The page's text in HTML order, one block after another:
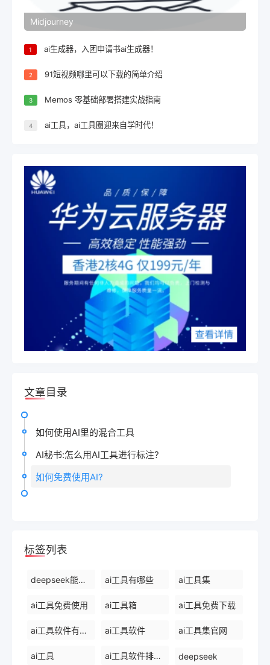
Midjourney
1 ai生成器，入团申请书ai生成器！
2 91短视频哪里可以下载的简单介绍
3 Memos 零基础部署搭建实战指南
4 ai工具，ai工具圈迎来自学时代！
文章目录
如何使用AI里的混合工具
AI秘书:怎么用AI工具进行标注?
如何免费使用AI?
标签列表
deepseek能干什么 ai工具有哪些 ai工具集
ai工具免费使用 ai工具箱 ai工具免费下载
ai工具软件有哪些 ai工具软件 ai工具集官网
ai工具 ai工具软件排名前十 deepseek